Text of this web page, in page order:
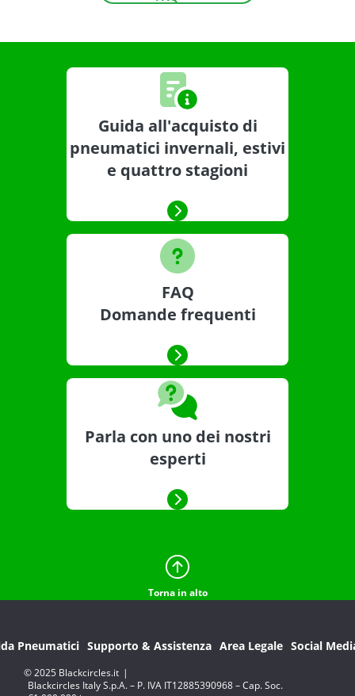
Guida all'acquisto di
pneumatici invernali, estivi
e quattro stagioni
FAQ
Domande frequenti
Parla con uno dei nostri
esperti
Torna in alto
Pneumatici Supporto & Assistenza Area Legale Social
© 2025 Blackcircles.it |
Blackcircles Italy S.p.A. – P. IVA IT12885390968 – Cap. Soc.